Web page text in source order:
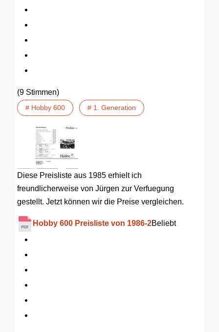
(9 Stimmen)
# Hobby 600 # 1. Generation
Diese Preisliste aus 1985 erhielt ich
freundlicherweise von Jürgen zur Verfuegung
gestellt. Jetzt können wir die Preise vergleichen.
Hobby 600 Preisliste von 1986-2Beliebt